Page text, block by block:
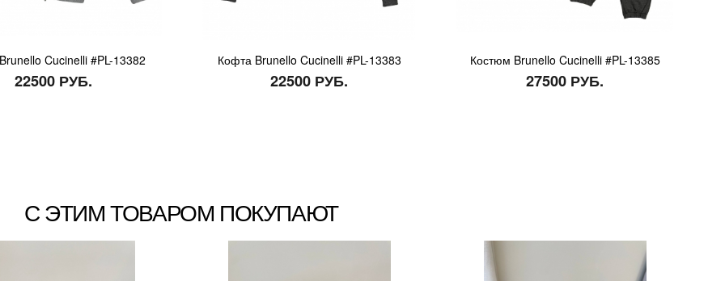
Cucinelli #PL-13382
22500 РУБ.
Кофта Brunello Cucinelli #PL-13383
22500 РУБ.
Костюм Brunello Cucinelli #PL-13385
27500 РУБ.
С ЭТИМ ТОВАРОМ ПОКУПАЮТ